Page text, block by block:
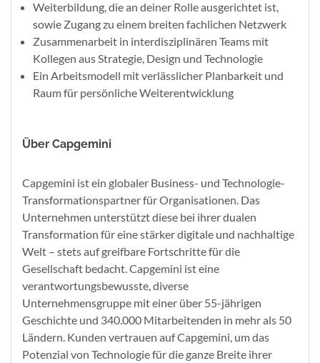
Weiterbildung, die an deiner Rolle ausgerichtet ist,
sowie Zugang zu einem breiten fachlichen Netzwerk
Zusammenarbeit in interdisziplinären Teams mit
Kollegen aus Strategie, Design und Technologie
Ein Arbeitsmodell mit verlässlicher Planbarkeit und
Raum für persönliche Weiterentwicklung
Über Capgemini
Capgemini ist ein globaler Business- und Technologie-
Transformationspartner für Organisationen. Das
Unternehmen unterstützt diese bei ihrer dualen
Transformation für eine stärker digitale und nachhaltige
Welt – stets auf greifbare Fortschritte für die
Gesellschaft bedacht. Capgemini ist eine
verantwortungsbewusste, diverse
Unternehmensgruppe mit einer über 55-jährigen
Geschichte und 340.000 Mitarbeitenden in mehr als 50
Ländern. Kunden vertrauen auf Capgemini, um das
Potenzial von Technologie für die ganze Breite ihrer